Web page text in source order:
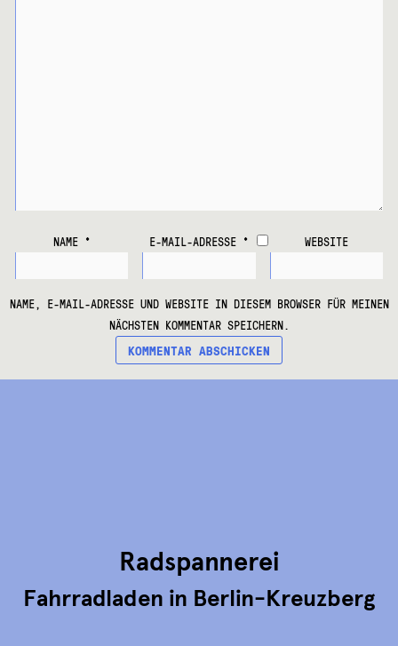
NAME * E-MAIL-ADRESSE * WEBSITE
NAME, E-MAIL-ADRESSE UND WEBSITE IN DIESEM BROWSER FÜR MEINEN
NÄCHSTEN KOMMENTAR SPEICHERN.
Radspannerei
Fahrradladen in Berlin-Kreuzberg